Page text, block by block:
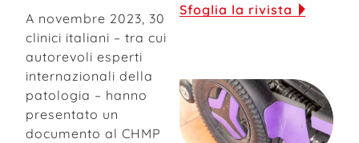
A novembre 2023, 30
clinici italiani – tra cui
autorevoli esperti
internazionali della
patologia – hanno
presentato un
documento al CHMP
Sfoglia la rivista